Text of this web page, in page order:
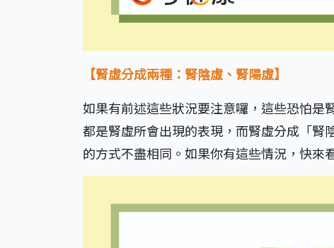
【腎虛分成兩種：腎陰虛、腎陽虛】
如果有前述這些狀況要注意囉，這些恐怕是
都是腎虛所會出現的表現，而腎虛分成「腎
的方式不盡相同。如果你有這些情況，快來